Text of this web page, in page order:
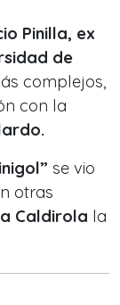
Pinilla, ex
de
complejos,
con la
se vio
otras
Caldirola la